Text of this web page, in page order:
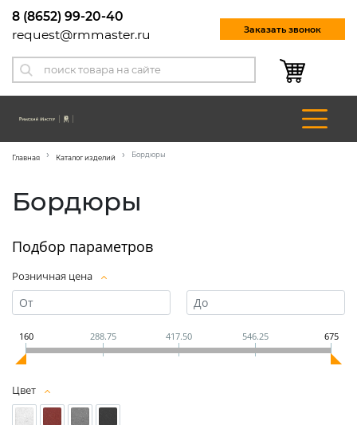
8 (8652) 99-20-40
request@rmmaster.ru
Заказать звонок
Главная Каталог изделий Бордюры
Бордюры
Подбор параметров
Розничная цена
160 288.75 417.50 546.25 675
Цвет